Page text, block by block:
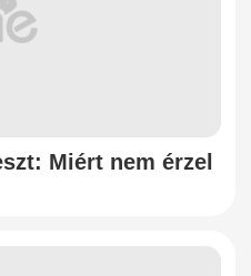
Miért nem érzel